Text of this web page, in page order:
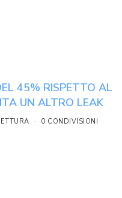
45% RISPETTO AL
UN ALTRO LEAK
0 CONDIVISIONI